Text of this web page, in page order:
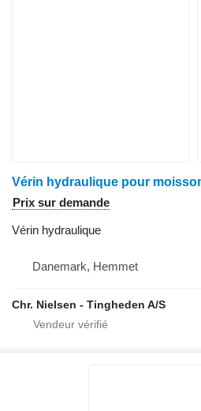
Prix sur demande
Vérin hydraulique
Danemark, Hemmet
Chr. Nielsen - Tingheden A/S